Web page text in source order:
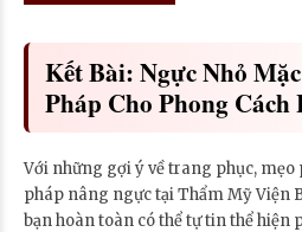
Kết Bài: Ngực Nhỏ
Pháp Cho Phong Cách
Với những gợi ý về trang phục, mẹo
pháp nâng ngực tại Thẩm Mỹ Viện
bạn hoàn toàn có thể tự tin thể hiện